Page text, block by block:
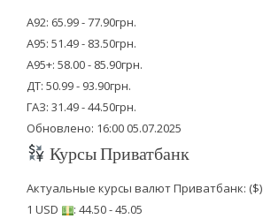
А92: 65.99 - 77.90грн.
А95: 51.49 - 83.50грн.
А95+: 58.00 - 85.90грн.
ДТ: 50.99 - 93.90грн.
ГАЗ: 31.49 - 44.50грн.
Обновлено: 16:00 05.07.2025
Курсы Приватбанк
Актуальные курсы валют Приватбанк: ($)
1 USD
: 44.50 - 45.05